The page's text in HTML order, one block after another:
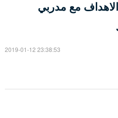
الاهداف مع مدربي
2019-01-12 23:38:53